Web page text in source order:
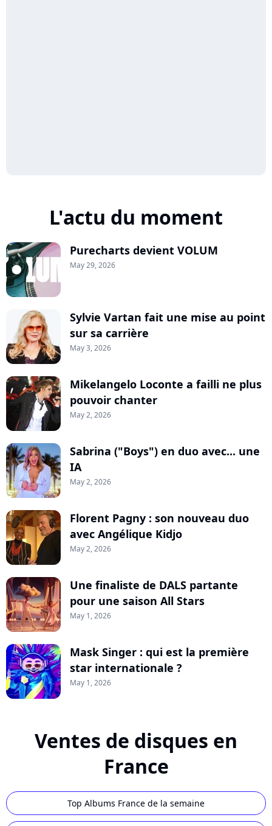
L'actu du moment
Purecharts devient VOLUM
May 29, 2026
Sylvie Vartan fait une mise au point
sur sa carrière
May 3, 2026
Mikelangelo Loconte a failli ne plus
pouvoir chanter
May 2, 2026
Sabrina ("Boys") en duo avec... une
IA
May 2, 2026
Florent Pagny : son nouveau duo
avec Angélique Kidjo
May 2, 2026
Une finaliste de DALS partante
pour une saison All Stars
May 1, 2026
Mask Singer : qui est la première
star internationale ?
May 1, 2026
Ventes de disques en
France
Top Albums France de la semaine